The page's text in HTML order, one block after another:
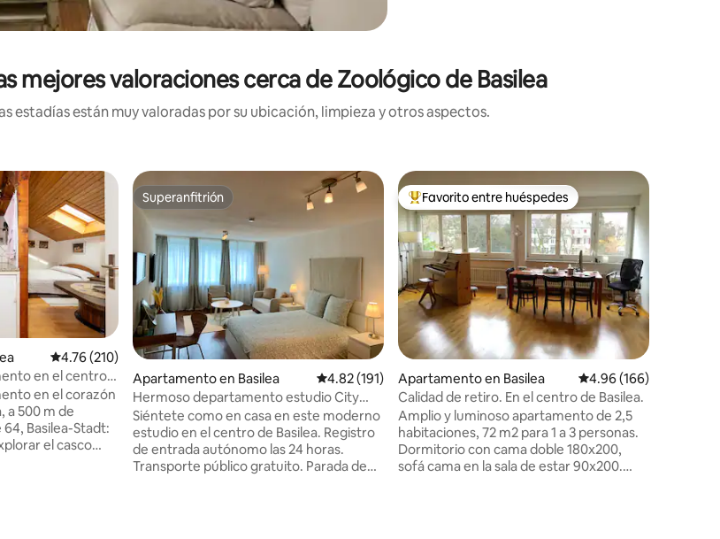
mejores valoraciones cerca de Zoológico de Basilea
estadías están muy valoradas por su ubicación, limpieza y otros aspectos.
Calificación promedio: 4.76 de 5, 210 reseñas
4.76 (210)
en el centro
m | Austrasse
en el corazón
a 500 m de
Basilea-Stadt:
el casco
Superanfitrión
Superanfitrión
Apartamento en Basilea Calificación promedio: 4.82 de 5, 191 reseñas
4.82 (191)
Hermoso departamento estudio City
Heart - 33
Siéntete como en casa en este moderno
estudio en el centro de Basilea. Registro
de entrada autónomo las 24 horas.
Transporte público gratuito. Parada de
Favorito entre huéspedes preferido
Favorito entre huéspedes
Apartamento en Basilea Calificación promedio:
4.96 (166)
Calidad de retiro. En el centro de Basilea.
Amplio y luminoso apartamento de 2,5
habitaciones, 72 m2 para 1 a 3 personas.
Dormitorio con cama doble 180x200,
sofá cama en la sala de estar 90x200.